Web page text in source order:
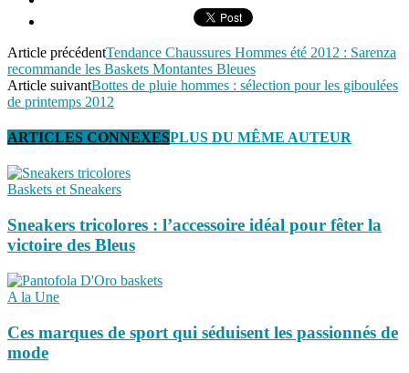
Article précédentTendance Chaussures Hommes été 2012 : Sarenza
recommande les Baskets Montantes Bleues
Article suivantBottes de pluie hommes : sélection pour les giboulées
de printemps 2012
ARTICLES CONNEXESPLUS DU MÊME AUTEUR
Baskets et Sneakers
Sneakers tricolores : l’accessoire idéal pour fêter la
victoire des Bleus
A la Une
Ces marques de sport qui séduisent les passionnés de
mode